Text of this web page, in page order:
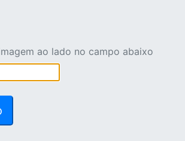
ao lado no campo abaixo